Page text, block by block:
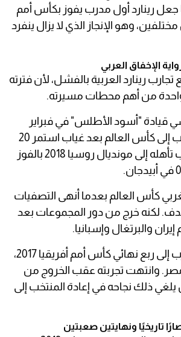
عام 1992. كما جعل رينارد أول مدرب يفوز بكأس أمم
وهو الإنجاز الذي لا يزال ينفرد
الإخفاق العربي
رينارد العربية بالفشل، لأن فترته
من أهم محطات مسيرته.
قيادة "أسود الأطلس" في فبراير
2016، ثم أعاد المنتخب إلى كأس العالم بعد غياب استمر 20
عامًا. وحسم المغرب تأهله إلى مونديال روسيا 2018 بالفوز
كأس العالم بعدما أنهى التصفيات
لكنه خرج من دور المجموعات بعد
والبرتغال وإسبانيا.
كما قاد رينارد المغرب إلى ربع نهائي كأس أمم أفريقيا 2017،
وانتهت تجربته عقب الخروج من
دون أن يلغي ذلك نجاحه في إعادة المنتخب إلى
تاريخيًا ونهايتين صعبتين